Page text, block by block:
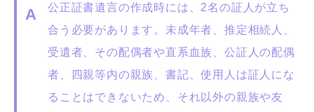
公正証書遺言の作成時には、2名の証人が立ち
合う必要があります。未成年者、推定相続人、
受遺者、その配偶者や直系血族、公証人の配偶
者、四親等内の親族、書記、使用人は証人にな
ることはできないため、それ以外の親族や友